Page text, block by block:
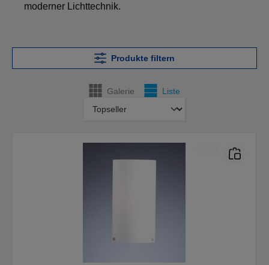
moderner Lichttechnik.
Produkte filtern
Galerie Liste